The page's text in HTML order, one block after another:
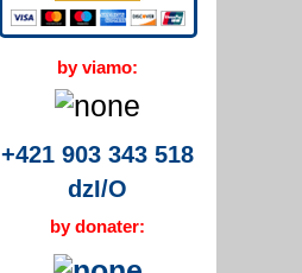
by viamo:
+421 903 343 518
dzI/O
by donater: